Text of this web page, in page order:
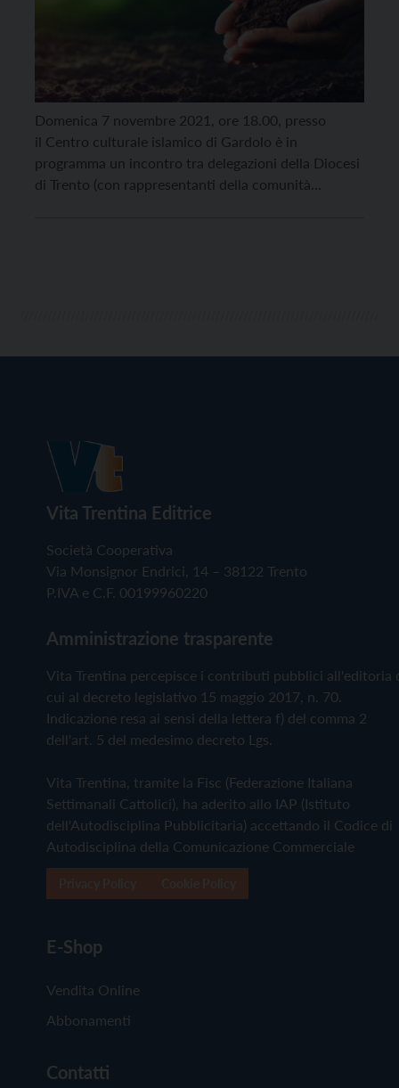
Domenica 7 novembre 2021, ore 18.00, presso
il Centro culturale islamico di Gardolo è in
programma un incontro tra delegazioni della Diocesi
di Trento (con rappresentanti della comunità
Vita Trentina Editrice
Società Cooperativa
Via Monsignor Endrici, 14 – 38122 Trento
P.IVA e C.F. 00199960220
Amministrazione trasparente
Vita Trentina percepisce i contributi pubblici all'editoria
cui al decreto legislativo 15 maggio 2017, n. 70.
Indicazione resa ai sensi della lettera f) del comma 2
dell'art. 5 del medesimo decreto Lgs.
Vita Trentina, tramite la Fisc (Federazione Italiana
Settimanali Cattolici), ha aderito allo IAP (Istituto
dell'Autodisciplina Pubblicitaria) accettando il Codice di
Autodisciplina della Comunicazione Commerciale
E-Shop
Vendita Online
Abbonamenti
Contatti